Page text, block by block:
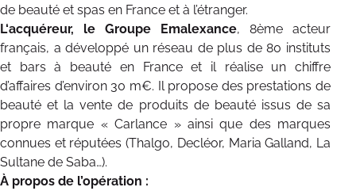
de beauté et spas en France et à l’étranger.
L‘acquéreur, le Groupe Emalexance, 8ème acteur
français, a développé un réseau de plus de 80 instituts
et bars à beauté en France et il réalise un chiffre
d’affaires d’environ 30 m€. Il propose des prestations de
beauté et la vente de produits de beauté issus de sa
propre marque « Carlance » ainsi que des marques
connues et réputées (Thalgo, Decléor, Maria Galland, La
Sultane de Saba…).
À propos de l’opération :